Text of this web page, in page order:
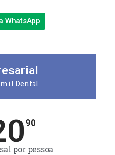
WhatsApp
Dental
90
por pessoa